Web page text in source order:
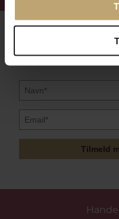
Tilmeld